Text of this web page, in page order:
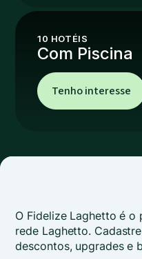
10 HOTÉIS
Com Piscina
Tenho interesse
O Fidelize Laghetto é
rede Laghetto.
descontos, upgrades e